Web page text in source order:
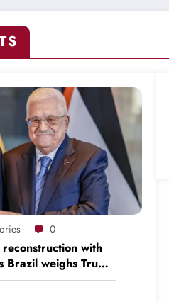
0
reconstruction with
weighs Trump